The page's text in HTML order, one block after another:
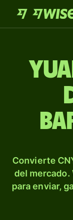
Convierte
del mercado.
para enviar,